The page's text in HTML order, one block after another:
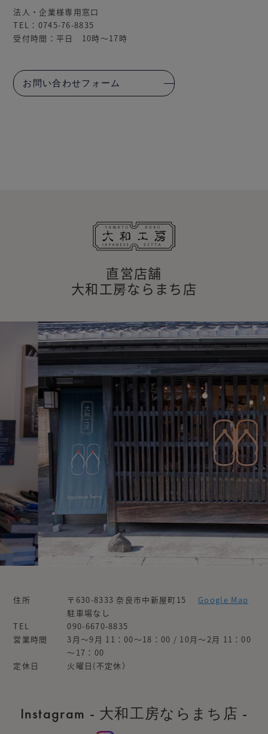
法人・企業様専用窓口
TEL：0745-76-8835
受付時間：平日 10時～17時
お問い合わせフォーム
直営店舗
大和工房ならまち店
住所 〒630-8333 奈良市中新屋町15
Google Map
駐車場なし
TEL
090-6670-8835
営業時間
3月～9月 11：00～18：00 / 10月～2月 11：00
～17：00
定休日
火曜日(不定休）
Instagram - 大和工房ならまち店 -